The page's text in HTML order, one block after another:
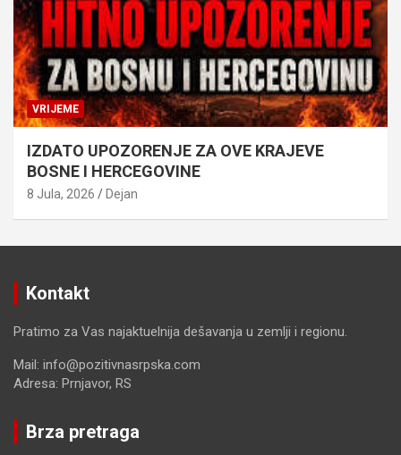
VRIJEME
IZDATO UPOZORENJE ZA OVE KRAJEVE
BOSNE I HERCEGOVINE
8 Jula, 2026 Dejan
Kontakt
Pratimo za Vas najaktuelnija dešavanja u zemlji i regionu.
Mail: info@pozitivnasrpska.com
Adresa: Prnjavor, RS
Brza pretraga